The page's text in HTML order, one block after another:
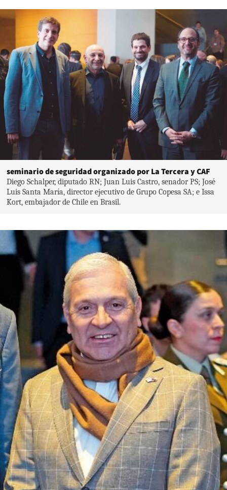
seminario de seguridad organizado por La Tercera y CAF
Diego Schalper, diputado RN; Juan Luis Castro, senador PS; José
Luis Santa María, director ejecutivo de Grupo Copesa SA; e Issa
Kort, embajador de Chile en Brasil.